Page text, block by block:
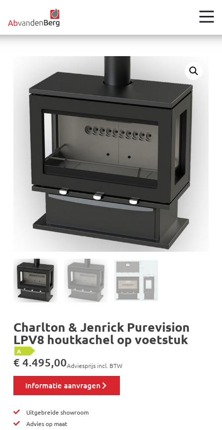
Charlton & Jenrick Purevision
LPV8 houtkachel op voetstuk
A
€ 4.495,00Adviesprijs incl. BTW
Informatie aanvragen
Uitgebreide showroom
Advies op maat